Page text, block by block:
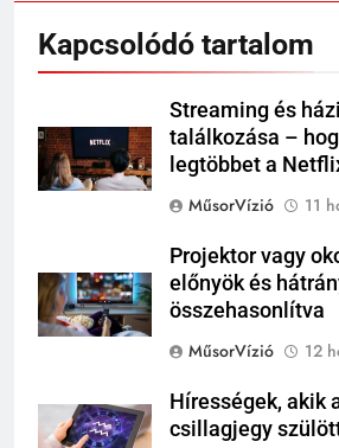
Kapcsolódó tartalom
Streaming és
találkozása –
legtöbbet a
MűsorVízió
11
Projektor vagy
előnyök és
összehasonlítva
MűsorVízió
12
Hírességek, akik
csillagjegy